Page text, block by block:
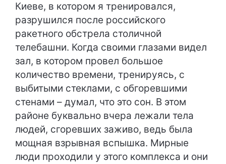
Киеве, в котором я тренировался,
разрушился после российского
ракетного обстрела столичной
телебашни. Когда своими глазами видел
зал, в котором провел большое
количество времени, тренируясь, с
выбитыми стеклами, с обгоревшими
стенами – думал, что это сон. В этом
районе буквально вчера лежали тела
людей, сгоревших заживо, ведь была
мощная взрывная вспышка. Мирные
люди проходили у этого комплекса и они